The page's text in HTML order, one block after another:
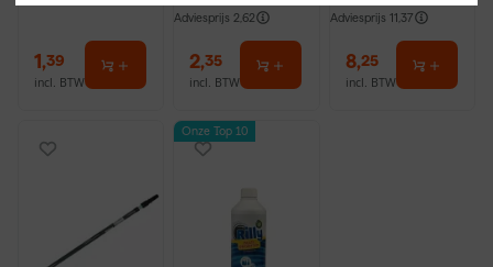
1,39
incl. BTW
Adviesprijs 2,62
2,35
incl. BTW
Adviesprijs 11,37
8,25
incl. BTW
Onze Top 10